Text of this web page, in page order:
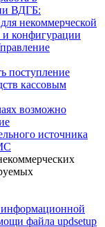
ВДГБ:
некоммерческой
и конфигурации
поступление
кассовым
возможно
источника
файла updsetup